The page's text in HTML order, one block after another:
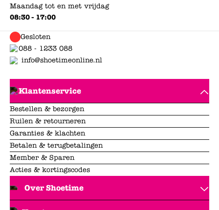
Maandag tot en met vrijdag
08:30 - 17:00
Gesloten
088 - 1233 088
info@shoetimeonline.nl
Klantenservice
Bestellen & bezorgen
Ruilen & retourneren
Garanties & klachten
Betalen & terugbetalingen
Member & Sparen
Acties & kortingscodes
Over Shoetime